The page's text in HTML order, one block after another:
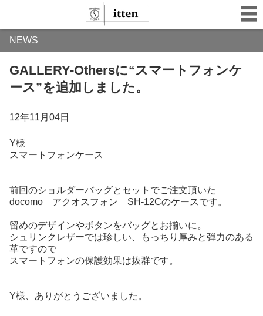
NEWS
GALLERY-Othersに“スマートフォンケ
ース”を追加しました。
12年11月04日
Y様
スマートフォンケース
前回のショルダーバッグとセットでご注文頂いた
docomo アクオスフォン SH-12Cのケースです。
留めのデザインやボタンをバッグとお揃いに。
シュリンクレザーでは珍しい、もっちり厚みと弾力のある
革ですので
スマートフォンの保護効果は抜群です。
Y様、ありがとうございました。